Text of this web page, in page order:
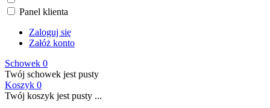
Panel klienta
Zaloguj się
Załóż konto
Schowek 0
Twój schowek jest pusty
Koszyk 0
Twój koszyk jest pusty ...